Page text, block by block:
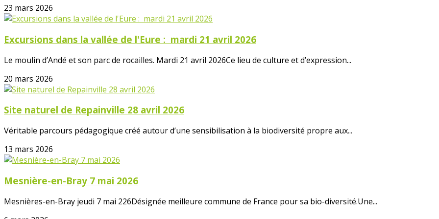
23 mars 2026
Excursions dans la vallée de l'Eure : mardi 21 avril 2026
Le moulin d’Andé et son parc de rocailles. Mardi 21 avril 2026Ce lieu de culture et d’expression...
20 mars 2026
Site naturel de Repainville 28 avril 2026
Véritable parcours pédagogique créé autour d’une sensibilisation à la biodiversité propre aux...
13 mars 2026
Mesnière-en-Bray 7 mai 2026
Mesnières-en-Bray jeudi 7 mai 226Désignée meilleure commune de France pour sa bio-diversité.Une...